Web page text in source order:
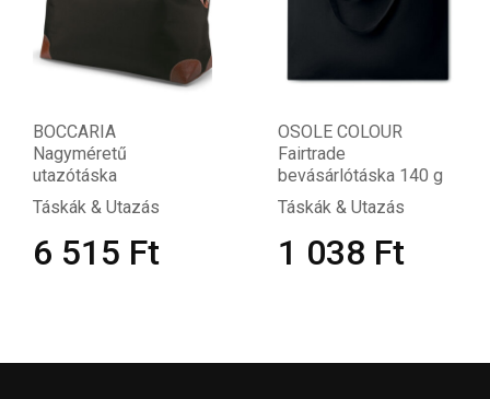
BOCCARIA
Nagyméretű
utazótáska
Táskák & Utazás
6 515 Ft
OSOLE COLOUR
Fairtrade
bevásárlótáska 140 g
Táskák & Utazás
1 038 Ft